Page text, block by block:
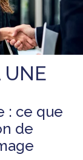
UNE
: ce que
de